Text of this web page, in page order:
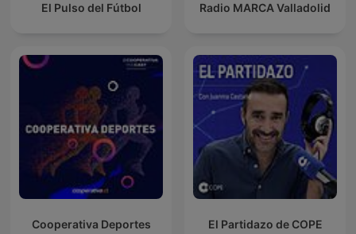
El Pulso del Fútbol Radio MARCA Valladolid
Cooperativa Deportes El Partidazo de COPE